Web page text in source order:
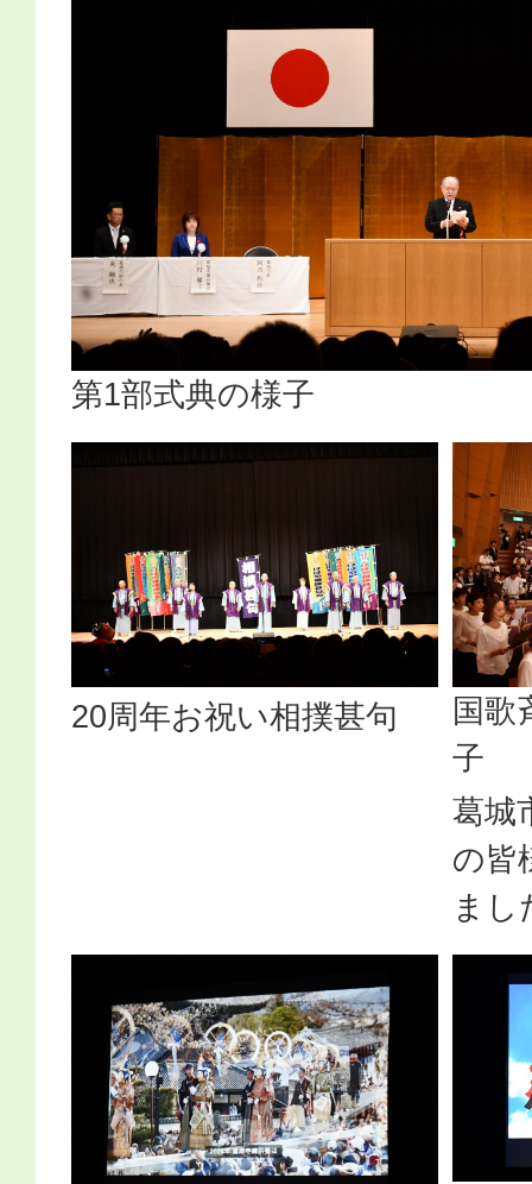
第1部式典の様子
20周年お祝い相撲甚句
国歌
子
葛城
の皆
まし